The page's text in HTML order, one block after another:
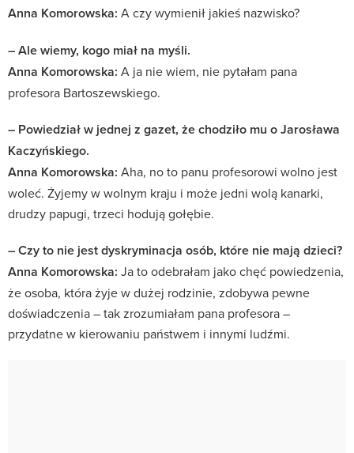
Anna Komorowska: A czy wymienił jakieś nazwisko?
– Ale wiemy, kogo miał na myśli.
Anna Komorowska: A ja nie wiem, nie pytałam pana
profesora Bartoszewskiego.
– Powiedział w jednej z gazet, że chodziło mu o Jarosława
Kaczyńskiego.
Anna Komorowska: Aha, no to panu profesorowi wolno jest
woleć. Żyjemy w wolnym kraju i może jedni wolą kanarki,
drudzy papugi, trzeci hodują gołębie.
– Czy to nie jest dyskryminacja osób, które nie mają dzieci?
Anna Komorowska: Ja to odebrałam jako chęć powiedzenia,
że osoba, która żyje w dużej rodzinie, zdobywa pewne
doświadczenia – tak zrozumiałam pana profesora –
przydatne w kierowaniu państwem i innymi ludźmi.